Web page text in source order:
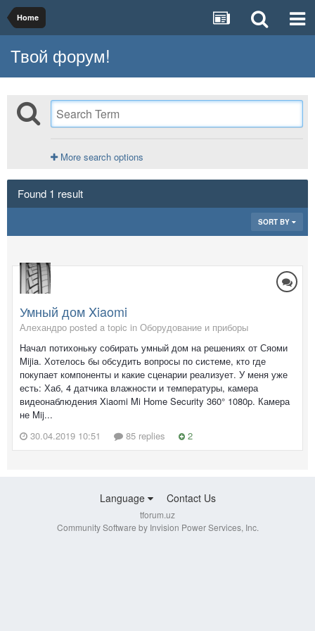
Home
Твой форум!
More search options
Found 1 result
SORT BY
Умный дом Xiaomi
Алехандро posted a topic in Оборудование и приборы
Начал потихоньку собирать умный дом на решениях от Сяоми
Mijia. Хотелось бы обсудить вопросы по системе, кто где
покупает компоненты и какие сценарии реализует. У меня уже
есть: Хаб, 4 датчика влажности и температуры, камера
видеонаблюдения Xiaomi Mi Home Security 360° 1080p. Камера
не Mij...
30.04.2019 10:51
85 replies 2
Language Contact Us
tforum.uz
Community Software by Invision Power Services, Inc.